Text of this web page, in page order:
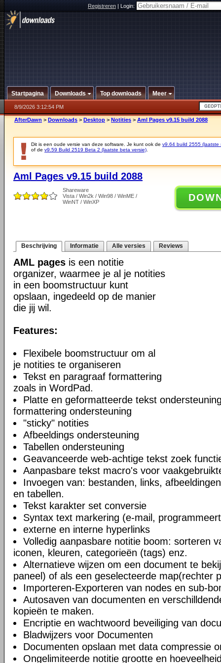
Registreren|Login:
Startpagina Downloads Top downloads Meer
8/9/2026 3:12:54 PM
AfterDawn > Downloads > Desktop > Notities > Aml Pages v9.15 build 2088
Dit is een oude versie van deze software. Je kunt ook de v9.64 build 2555 (laatste
of de v9.59 Build 2519 Beta 2 (laatste beta versie)
Aml Pages v9.15 build 2088
Shareware
Vista / Win2k / Win98 / WinME /
WinNT / WinXP
Beschrijving Informatie Alle versies Reviews
AML pages is een notitie
organizer, waarmee je al je notities
in een boomstructuur kunt
opslaan, ingedeeld op de manier
die jij wil.
Features:
Flexibele boomstructuur om al
je notities te organiseren
Tekst en paragraaf formattering
zoals in WordPad.
Platte en geformatteerde tekst
formattering ondersteuning
"sticky" notities
Afbeeldings ondersteuning
Tabellen ondersteuning
Geavanceerde web-achtige tekst zoek
Aanpasbare tekst macro's voor
Invoegen van: bestanden, links,
en tabellen.
Tekst karakter set conversie
Syntax text markering (e-mail,
externe en interne hyperlinks
Volledig aanpasbare notitie boom: sorteren
iconen, kleuren, categorieën (tags) enz.
Alternatieve wijzen om een document te
paneel) of als een geselecteerde map(rechter
Importeren-Exporteren van nodes en sub-
Autosaven van documenten en
kopieën te maken.
Encriptie en wachtwoord beveiliging van
Bladwijzers voor Documenten
Documenten opslaan met data compressie
Ongelimiteerde notitie grootte en